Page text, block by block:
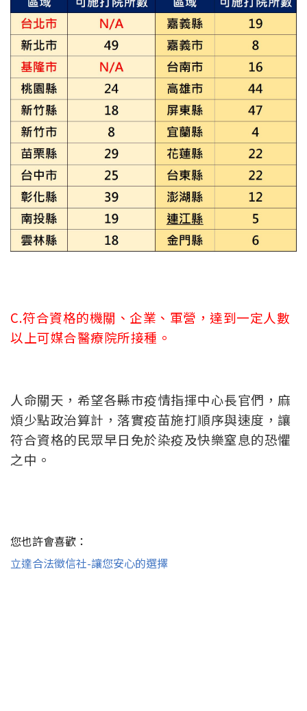
C.符合資格的機關、企業、軍營，達到一定人數
以上可媒合醫療院所接種。
人命關天，希望各縣市疫情指揮中心長官們，麻
煩少點政治算計，落實疫苗施打順序與速度，讓
符合資格的民眾早日免於染疫及快樂窒息的恐懼
之中。
您也許會喜歡：
立達合法徵信社-讓您安心的選擇